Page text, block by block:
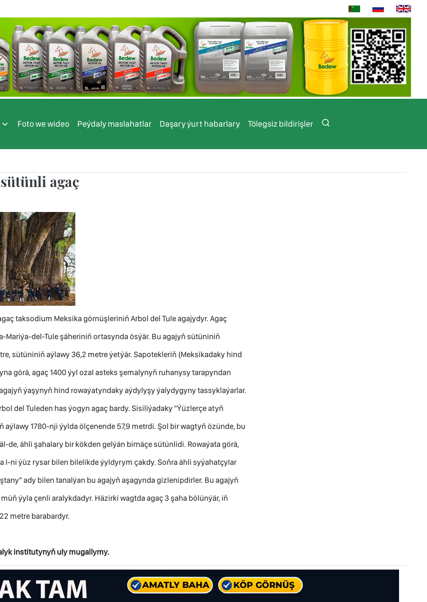
Foto we wideo Peýdaly maslahatlar Daşary ýurt habarlary Tölegsiz bildirişler
agaç
taksodium Meksika görnüşleriniň Arbol del Tule agajydyr. Agaç
Mariýa-del-Tule şäheriniň ortasynda ösýär. Bu agajyň sütüniniň
sütüniniň aýlawy 36,2 metre ýetýär. Sapotekleriň (Meksikadaky hind
görä, agaç 1400 ýyl ozal asteks şemalynyň ruhanysy tarapyndan
ýaşynyň hind rowaýatyndaky aýdylyşy ýalydygyny tassyklaýarlar.
del Tuleden has ýogyn agaç bardy. Sisiliýadaky "Ýüzlerçe atyň
aýlawy 1780-nji ýylda ölçenende 57,9 metrdi. Şol bir wagtyň özünde, bu
de, ähli şahalary bir kökden gelýän birnäçe sütünlidi. Rowaýata görä,
I-ni ýüz rysar bilen bilelikde ýyldyrym çakdy. Soňra ähli syýahatçylar
ady bilen tanalýan bu agajyň aşagynda gizlenipdirler. Bu agajyň
ýyla çenli aralykdadyr. Häzirki wagtda agaç 3 şaha bölünýär, iň
metre barabardyr.
institutynyň uly mugallymy.